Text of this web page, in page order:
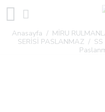
Anasayfa / MİRU
SERİSİ PASLANMAZ / SS